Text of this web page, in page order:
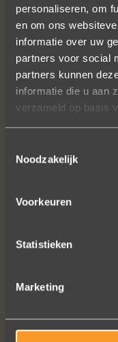
personaliseren, om
en om ons
informatie over uw
partners voor social
partners kunnen
informatie die u aan
verzameld op basis
Noodzakelijk
Voorkeuren
Statistieken
Marketing
Wat
warm
ringen